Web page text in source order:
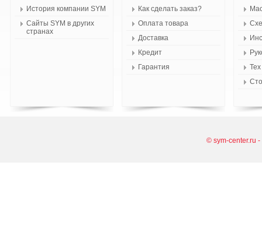
История компании SYM
Сайты SYM в других
странах
Как сделать заказ?
Оплата товара
Доставка
Кредит
Гарантия
© sym-center.ru -